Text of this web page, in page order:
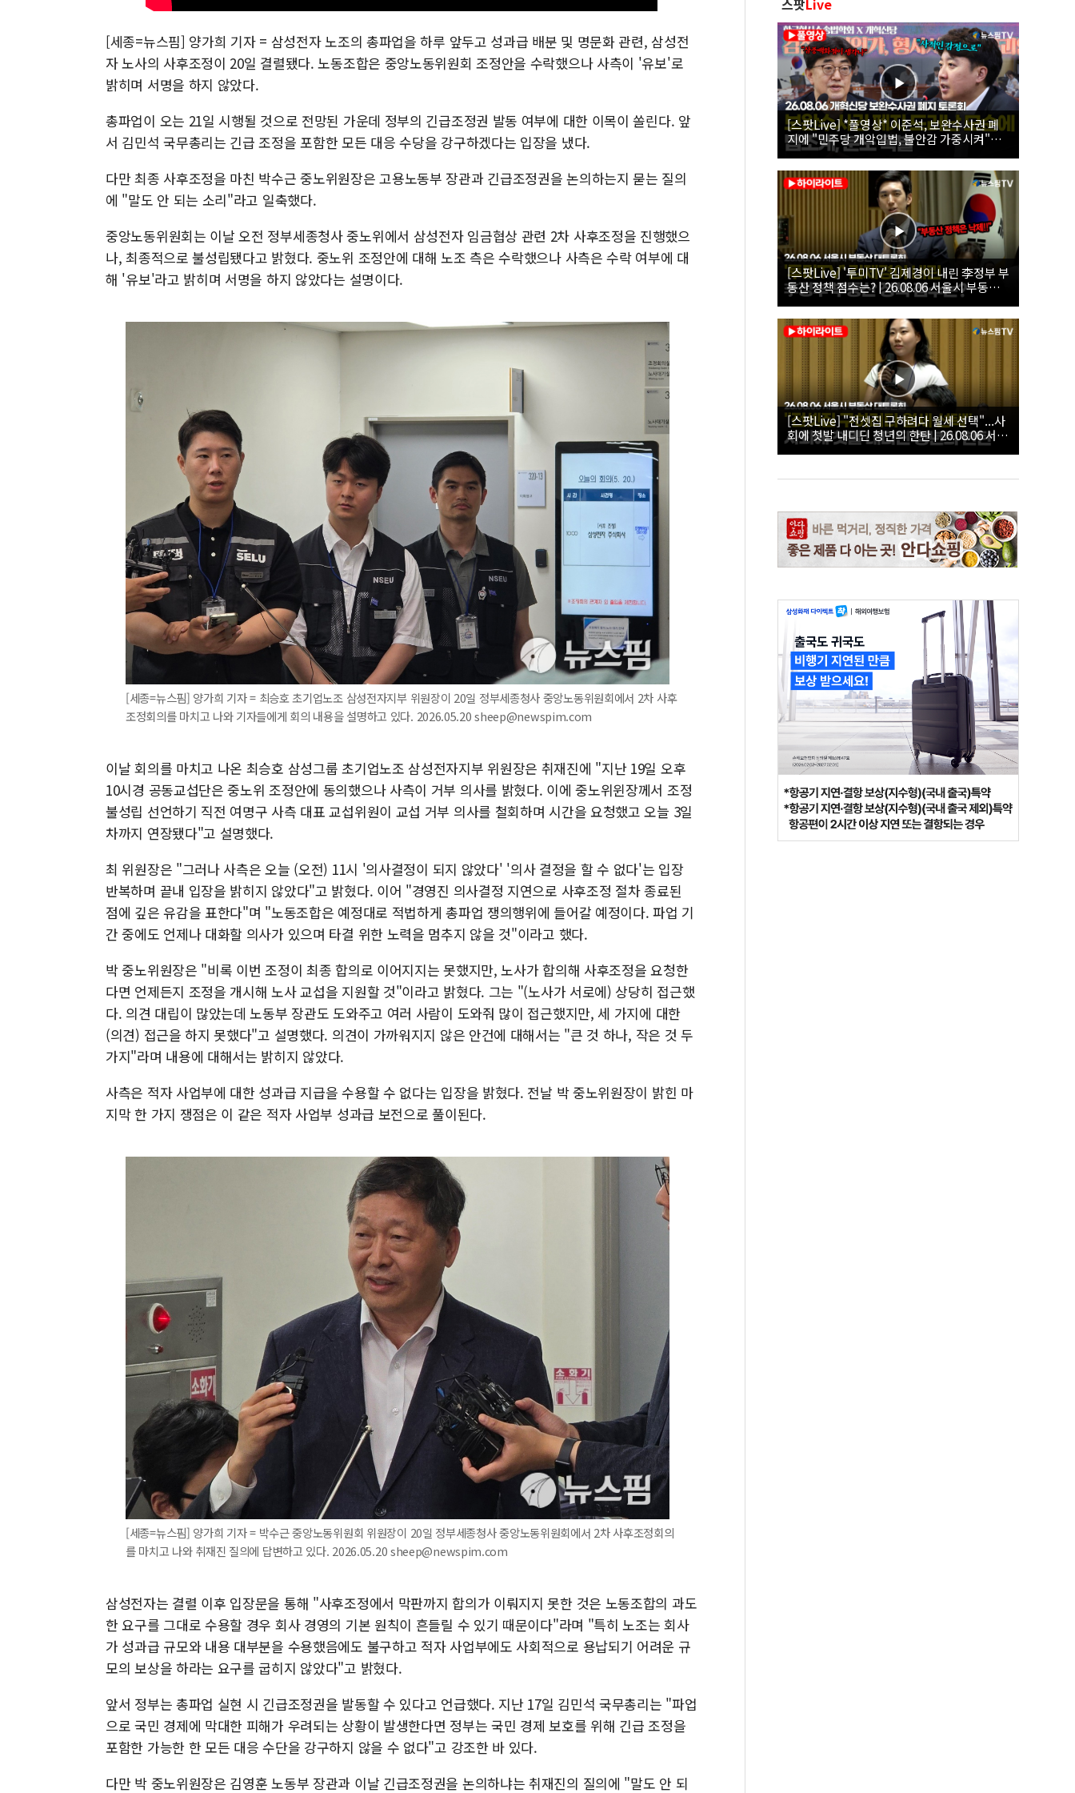
[세종=뉴스핌] 양가희 기자 = 삼성전자 노조의 총파업을 하루 앞두고 성과급 배분 및 명문화 관련, 삼성전
자 노사의 사후조정이 20일 결렬됐다. 노동조합은 중앙노동위원회 조정안을 수락했으나 사측이 '유보'로
밝히며 서명을 하지 않았다.
총파업이 오는 21일 시행될 것으로 전망된 가운데 정부의 긴급조정권 발동 여부에 대한 이목이 쏠린다. 앞
서 김민석 국무총리는 긴급 조정을 포함한 모든 대응 수당을 강구하겠다는 입장을 냈다.
다만 최종 사후조정을 마친 박수근 중노위원장은 고용노동부 장관과 긴급조정권을 논의하는지 묻는 질의
에 "말도 안 되는 소리"라고 일축했다.
중앙노동위원회는 이날 오전 정부세종청사 중노위에서 삼성전자 임금협상 관련 2차 사후조정을 진행했으
나, 최종적으로 불성립됐다고 밝혔다. 중노위 조정안에 대해 노조 측은 수락했으나 사측은 수락 여부에 대
해 '유보'라고 밝히며 서명을 하지 않았다는 설명이다.
[세종=뉴스핌] 양가희 기자 = 최승호 초기업노조 삼성전자지부 위원장이 20일 정부세종청사 중앙노동위원회에서 2차 사후
조정회의를 마치고 나와 기자들에게 회의 내용을 설명하고 있다. 2026.05.20 sheep@newspim.com
이날 회의를 마치고 나온 최승호 삼성그룹 초기업노조 삼성전자지부 위원장은 취재진에 "지난 19일 오후
10시경 공동교섭단은 중노위 조정안에 동의했으나 사측이 거부 의사를 밝혔다. 이에 중노위윈장께서 조정
불성립 선언하기 직전 여명구 사측 대표 교섭위원이 교섭 거부 의사를 철회하며 시간을 요청했고 오늘 3일
차까지 연장됐다"고 설명했다.
최 위원장은 "그러나 사측은 오늘 (오전) 11시 '의사결정이 되지 않았다' '의사 결정을 할 수 없다'는 입장
반복하며 끝내 입장을 밝히지 않았다"고 밝혔다. 이어 "경영진 의사결정 지연으로 사후조정 절차 종료된
점에 깊은 유감을 표한다"며 "노동조합은 예정대로 적법하게 총파업 쟁의행위에 들어갈 예정이다. 파업 기
간 중에도 언제나 대화할 의사가 있으며 타결 위한 노력을 멈추지 않을 것"이라고 했다.
박 중노위원장은 "비록 이번 조정이 최종 합의로 이어지지는 못했지만, 노사가 합의해 사후조정을 요청한
다면 언제든지 조정을 개시해 노사 교섭을 지원할 것"이라고 밝혔다. 그는 "(노사가 서로에) 상당히 접근했
다. 의견 대립이 많았는데 노동부 장관도 도와주고 여러 사람이 도와줘 많이 접근했지만, 세 가지에 대한
(의견) 접근을 하지 못했다"고 설명했다. 의견이 가까워지지 않은 안건에 대해서는 "큰 것 하나, 작은 것 두
가지"라며 내용에 대해서는 밝히지 않았다.
사측은 적자 사업부에 대한 성과급 지급을 수용할 수 없다는 입장을 밝혔다. 전날 박 중노위원장이 밝힌 마
지막 한 가지 쟁점은 이 같은 적자 사업부 성과급 보전으로 풀이된다.
[세종=뉴스핌] 양가희 기자 = 박수근 중앙노동위원회 위원장이 20일 정부세종청사 중앙노동위원회에서 2차 사후조정회의
를 마치고 나와 취재진 질의에 답변하고 있다. 2026.05.20 sheep@newspim.com
삼성전자는 결렬 이후 입장문을 통해 "사후조정에서 막판까지 합의가 이뤄지지 못한 것은 노동조합의 과도
한 요구를 그대로 수용할 경우 회사 경영의 기본 원칙이 흔들릴 수 있기 때문이다"라며 "특히 노조는 회사
가 성과급 규모와 내용 대부분을 수용했음에도 불구하고 적자 사업부에도 사회적으로 용납되기 어려운 규
모의 보상을 하라는 요구를 굽히지 않았다"고 밝혔다.
앞서 정부는 총파업 실현 시 긴급조정권을 발동할 수 있다고 언급했다. 지난 17일 김민석 국무총리는 "파업
으로 국민 경제에 막대한 피해가 우려되는 상황이 발생한다면 정부는 국민 경제 보호를 위해 긴급 조정을
포함한 가능한 한 모든 대응 수단을 강구하지 않을 수 없다"고 강조한 바 있다.
다만 박 중노위원장은 김영훈 노동부 장관과 이날 긴급조정권을 논의하냐는 취재진의 질의에 "말도 안 되
스팟Live
[스팟Live] *풀영상* 이준석, 보완수사권 폐
지에 "민주당 개악입법, 불안감 가중시켜"｜
26.08.06 개혁신당 보완수사권 폐지 토론회
[스팟Live] '투미TV' 김제경이 내린 李정부 부
동산 정책 점수는? | 26.08.06 서울시 부동산
대토론회
[스팟Live] "전셋집 구하려다 월세 선택"...사
회에 첫발 내디딘 청년의 한탄 | 26.08.06 서울
시 부동산 대토론회